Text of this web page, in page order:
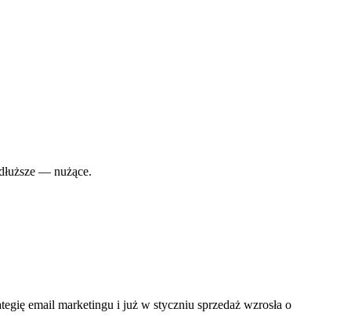
— nużące.
email marketingu i już w styczniu sprzedaż wzrosła o